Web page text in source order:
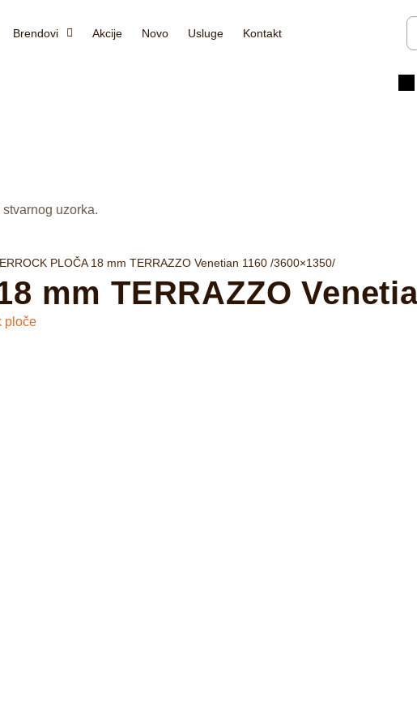
Brendovi Akcije Novo Usluge Kontakt
uzorka.
PLOČA 18 mm TERRAZZO Venetian 1160 /3600×1350/
mm TERRAZZO
ploče